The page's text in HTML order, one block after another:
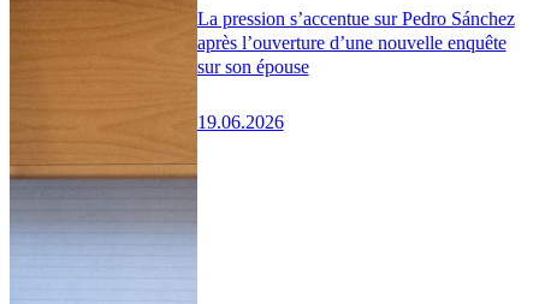
La pression s’accentue sur Pedro Sánchez
après l’ouverture d’une nouvelle enquête
sur son épouse
19.06.2026